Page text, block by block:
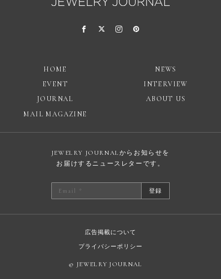
HOME
NEWS
EVENT
INTERVIEW
JOURNAL
ABOUT US
MAIL MAGAZINE
JEWELRY JOURNALからお知らせを
お届けするニュースレターです。
登録
広告掲載について
プライバシーポリシー
© JEWELRY JOURNAL